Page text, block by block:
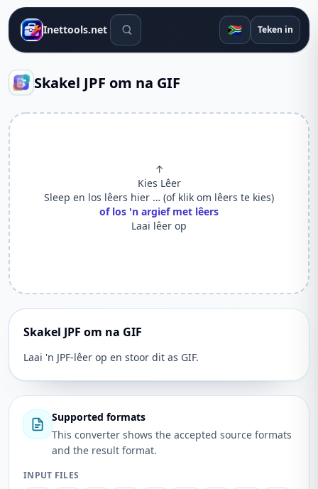
Inettools.net Soek gereedskap 🇿🇦 Teken in
Skakel JPF om na GIF
↑
Kies Lêer
Sleep en los lêers hier … (of klik om lêers te kies)
of los 'n argief met lêers
Laai lêer op
Skakel JPF om na GIF
Laai 'n JPF-lêer op en stoor dit as GIF.
Supported formats
This converter shows the accepted source formats
and the result format.
INPUT FILES